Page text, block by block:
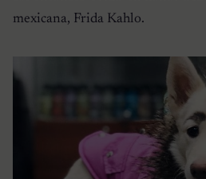
mexicana, Frida Kahlo.